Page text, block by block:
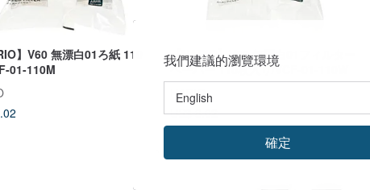
】V60 無漂白01ろ紙 110
01-110M
【HARIO】V60 無漂白01フィルター
ペーパー 110枚入り/VCF-01-110W
HARIO
US$ 8.02
我們建議的瀏覽環境
確定